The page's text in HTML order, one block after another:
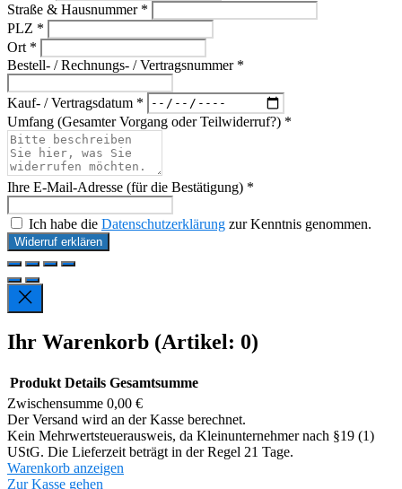
Straße & Hausnummer *
PLZ *
Ort *
Bestell- / Rechnungs- / Vertragsnummer *
Kauf- / Vertragsdatum *
Umfang (Gesamter Vorgang oder Teilwiderruf?) *
Ihre E-Mail-Adresse (für die Bestätigung) *
Ich habe die Datenschutzerklärung zur Kenntnis genommen.
Widerruf erklären
Ihr Warenkorb (Artikel: 0)
Produkte
im
Warenkorb
Produkt Details Gesamtsumme
Zwischensumme 0,00 €
Der Versand wird an der Kasse berechnet.
Kein Mehrwertsteuerausweis, da Kleinunternehmer nach §19 (1)
UStG. Die Lieferzeit beträgt in der Regel 21 Tage.
Warenkorb anzeigen
Zur Kasse gehen